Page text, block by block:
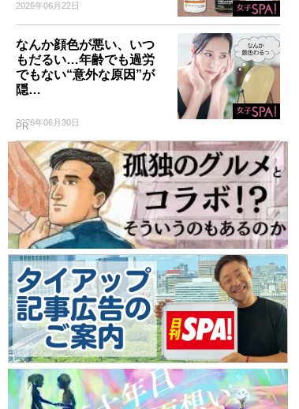
2026年06月22日
なんか顔色が悪い、いつ
もだるい…年齢でも過労
でもない“意外な原因”が
隠…
2026年06月30日
PR